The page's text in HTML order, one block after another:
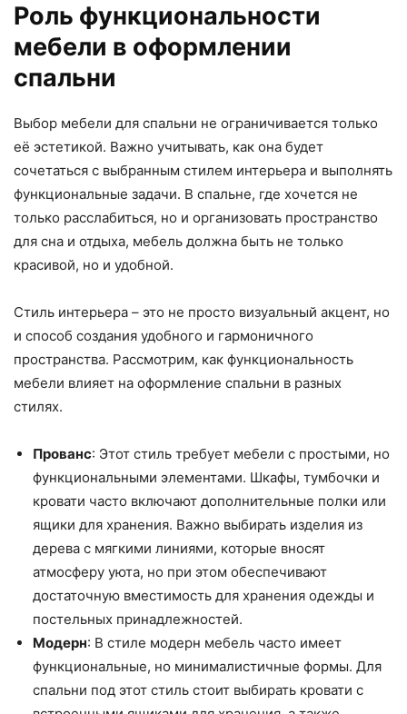
Роль функциональности
мебели в оформлении
спальни
Выбор мебели для спальни не ограничивается только
её эстетикой. Важно учитывать, как она будет
сочетаться с выбранным стилем интерьера и выполнять
функциональные задачи. В спальне, где хочется не
только расслабиться, но и организовать пространство
для сна и отдыха, мебель должна быть не только
красивой, но и удобной.
Стиль интерьера – это не просто визуальный акцент, но
и способ создания удобного и гармоничного
пространства. Рассмотрим, как функциональность
мебели влияет на оформление спальни в разных
стилях.
Прованс: Этот стиль требует мебели с простыми, но
функциональными элементами. Шкафы, тумбочки и
кровати часто включают дополнительные полки или
ящики для хранения. Важно выбирать изделия из
дерева с мягкими линиями, которые вносят
атмосферу уюта, но при этом обеспечивают
достаточную вместимость для хранения одежды и
постельных принадлежностей.
Модерн: В стиле модерн мебель часто имеет
функциональные, но минималистичные формы. Для
спальни под этот стиль стоит выбирать кровати с